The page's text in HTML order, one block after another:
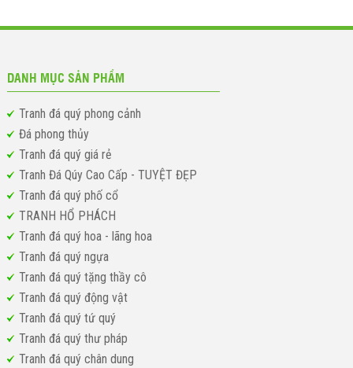
DANH MỤC SẢN PHẨM
Tranh đá quý phong cảnh
Đá phong thủy
Tranh đá quý giá rẻ
Tranh Đá Qúy Cao Cấp - TUYỆT ĐẸP
Tranh đá quý phố cổ
TRANH HỔ PHÁCH
Tranh đá quý hoa - lãng hoa
Tranh đá quý ngựa
Tranh đá quý tặng thầy cô
Tranh đá quý động vật
Tranh đá quý tứ quý
Tranh đá quý thư pháp
Tranh đá quý chân dung